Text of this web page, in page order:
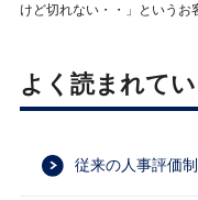
けど切れない・・」というお
よく読まれて
従来の人事評価